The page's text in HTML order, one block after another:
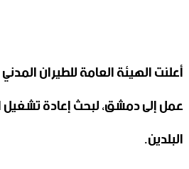
أعلنت الهيئة العامة للطيران
عمل إلى دمشق، لبحث إعادة تشغيل
البلدين.